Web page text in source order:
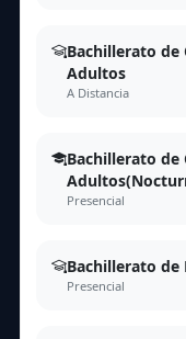
Bachillerato de
Adultos
A Distancia
Bachillerato de
Presencial
Bachillerato de
Presencial